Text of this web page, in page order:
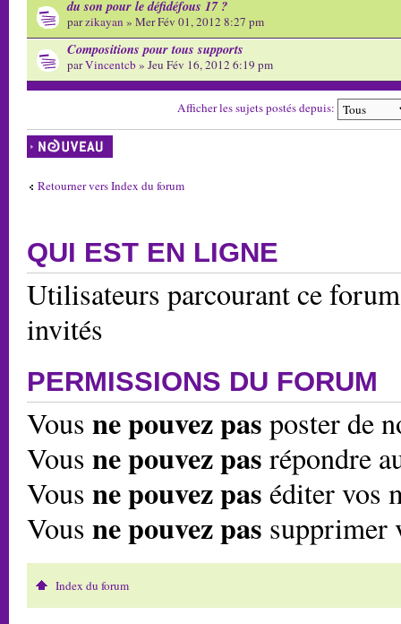
du son pour le défidéfous 17 ?
parzikayan » Mer Fév 01, 2012 8:27 pm
Compositions pour tous supports
parVincentcb » Jeu Fév 16, 2012 6:19 pm
Afficher les sujets postés depuis:
Écrire un nouveau
sujet
Retourner vers Index du forum
QUI EST EN LIGNE
Utilisateurs parcourant ce
invités
PERMISSIONS DU FORUM
Vous ne pouvez pas poster de
Vous ne pouvez pas répondre
Vous ne pouvez pas éditer vos
Vous ne pouvez pas supprimer
Index du forum